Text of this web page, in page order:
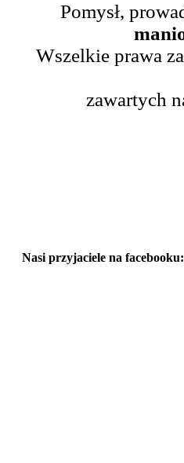
Pomysł,
Wszelkie prawa
zawartych
Nasi przyjaciele na facebooku: